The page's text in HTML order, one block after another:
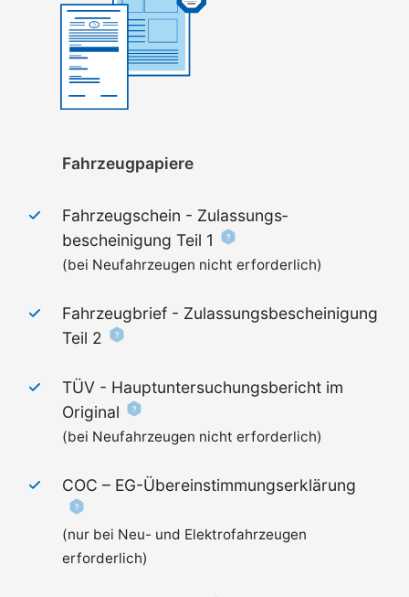
Fahrzeugpapiere
Fahrzeugschein - Zulassungs­
bescheinigung Teil 1
(bei Neufahrzeugen nicht erforderlich)
Fahrzeugbrief - Zulassungs­bescheinigung
Teil 2
TÜV - Haupt­untersuchungs­bericht im
Original
(bei Neufahrzeugen nicht erforderlich)
COC – EG-Übereinstimmungserklärung
(nur bei Neu- und Elektrofahrzeugen
erforderlich)